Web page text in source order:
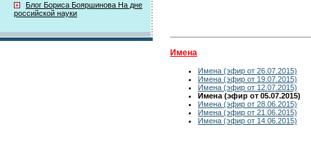
Блог Бориса Бояршинова На дне
российской науки
Имена
Имена (эфир от 26.07.2015)
Имена (эфир от 19.07.2015)
Имена (эфир от 12.07.2015)
Имена (эфир от 05.07.2015)
Имена (эфир от 28.06.2015)
Имена (эфир от 21.06.2015)
Имена (эфир от 14.06.2015)